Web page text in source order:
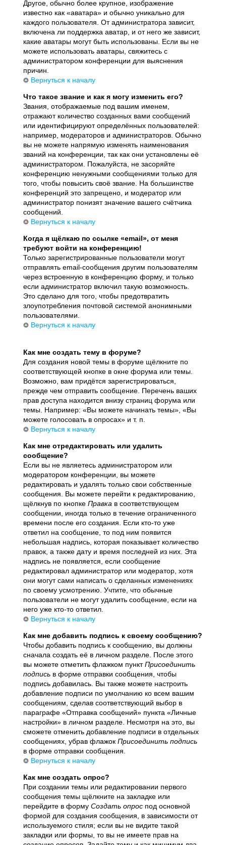
Другое, обычно более крупное, изображение
известно как «аватара» и обычно уникально для
каждого пользователя. От администратора зависит,
включена ли поддержка аватар, и от него же зависит,
какие аватары могут быть использованы. Если вы не
можете использовать аватары, свяжитесь с
администратором конференции для выяснения
причин.
Вернуться к началу
Что такое звание и как я могу изменить его?
Звания, отображаемые под вашим именем,
отражают количество созданных вами сообщений
или идентифицируют определённых пользователей:
например, модераторов и администраторов. Обычно
вы не можете напрямую изменять наименования
званий на конференции, так как они установлены её
администратором. Пожалуйста, не засоряйте
конференцию ненужными сообщениями только для
того, чтобы повысить своё звание. На большинстве
конференций это запрещено, и модератор или
администратор понизят значение вашего счётчика
сообщений.
Вернуться к началу
Когда я щёлкаю по ссылке «email», от меня
требуют войти на конференцию!
Только зарегистрированные пользователи могут
отправлять email-сообщения другим пользователям
через встроенную в конференцию форму, и только
если администратор включил такую возможность.
Это сделано для того, чтобы предотвратить
злоупотребления почтовой системой анонимными
пользователями.
Вернуться к началу
Как мне создать тему в форуме?
Для создания новой темы в форуме щёлкните по
соответствующей кнопке в окне форума или темы.
Возможно, вам придётся зарегистрироваться,
прежде чем отправить сообщение. Перечень ваших
прав доступа находится внизу страниц форума или
темы. Например: «Вы можете начинать темы», «Вы
можете голосовать в опросах» и т. п.
Вернуться к началу
Как мне отредактировать или удалить
сообщение?
Если вы не являетесь администратором или
модератором конференции, вы можете
редактировать и удалять только свои собственные
сообщения. Вы можете перейти к редактированию,
щёлкнув по кнопкеПравка в соответствующем
сообщении, иногда только в течение ограниченного
времени после его создания. Если кто-то уже
ответил на сообщение, то под ним появится
небольшая надпись, которая показывает количество
правок, а также дату и время последней из них. Эта
надпись не появляется, если сообщение
редактировал администратор или модератор, хотя
они могут сами написать о сделанных изменениях
по своему усмотрению. Учтите, что обычные
пользователи не могут удалить сообщение, если на
него уже кто-то ответил.
Вернуться к началу
Как мне добавить подпись к своему сообщению?
Чтобы добавить подпись к сообщению, вы должны
сначала создать её в личном разделе. После этого
вы можете отметить флажком пунктПрисоединить
подпись в форме отправки сообщения, чтобы
подпись добавилась. Вы также можете настроить
добавление подписи по умолчанию ко всем вашим
сообщениям, сделав соответствующий выбор в
параграфе «Отправка сообщений» пункта «Личные
настройки» в личном разделе. Несмотря на это, вы
сможете отменить добавление подписи в отдельных
сообщениях, убрав флажокПрисоединить подпись
в форме отправки сообщения.
Вернуться к началу
Как мне создать опрос?
При создании темы или редактировании первого
сообщения темы щёлкните на закладке или
перейдите в формуСоздать опрос под основной
формой для создания сообщения, в зависимости от
используемого стиля; если вы не видите такой
закладки или формы, то вы не имеете прав на